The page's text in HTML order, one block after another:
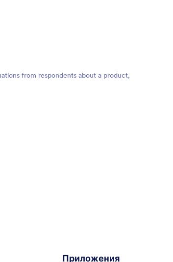
from respondents about a product,
Приложения